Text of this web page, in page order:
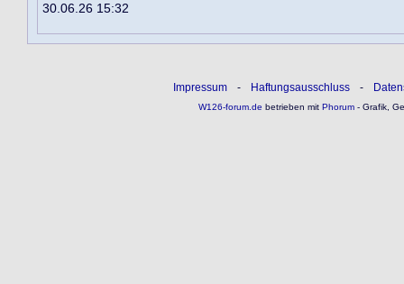
30.06.26 15:32
Impressum - Haftungsausschluss -
W126-forum.de betrieben mitPhorum- Grafik,